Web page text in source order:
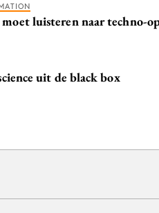
luisteren naar techno-
uit de black box